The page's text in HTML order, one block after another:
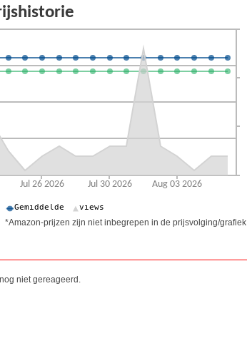
*Amazon-prijzen zijn niet inbegrepen in de prijsvolging/grafiek
niet gereageerd.